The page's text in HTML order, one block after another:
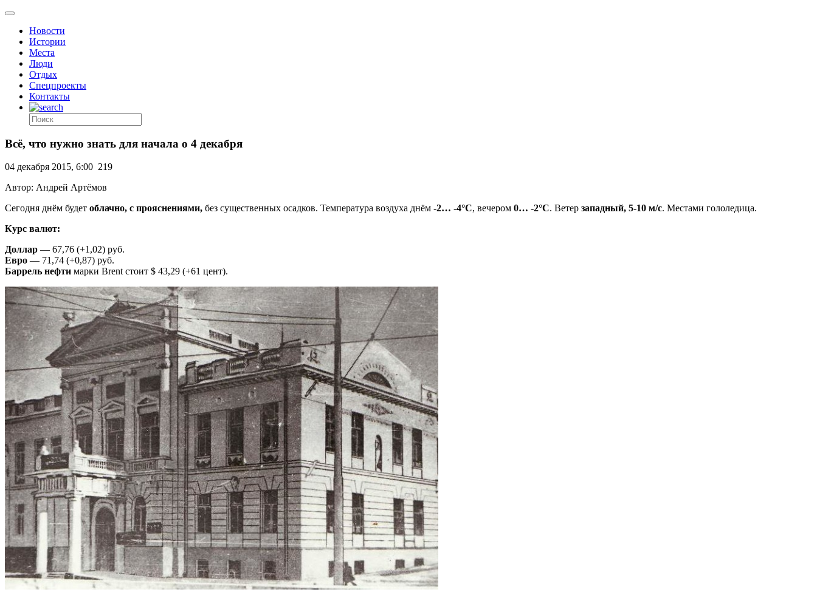
Новости
Истории
Места
Люди
Отдых
Спецпроекты
Контакты
Всё, что нужно знать для начала о 4 декабря
04 декабря 2015, 6:00 219
Автор: Андрей Артёмов
Сегодня днём будет облачно, с прояснениями, без существенных осадков. Температура воздуха днём -2… -4°C, вечером 0… -2°C. Ветер западный, 5-10 м/с. Местами гололедица.
Курс валют:
Доллар — 67,76 (+1,02) руб.
Евро — 71,74 (+0,87) руб.
Баррель нефти марки Brent стоит $ 43,29 (+61 цент).